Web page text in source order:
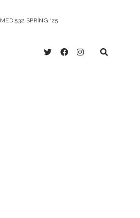
MED 532 SPRING ‘25
twitterfacebook
instagram